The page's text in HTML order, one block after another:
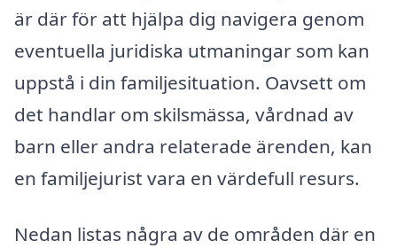
är där för att hjälpa dig navigera genom
eventuella juridiska utmaningar som kan
uppstå i din familjesituation. Oavsett om
det handlar om skilsmässa, vårdnad av
barn eller andra relaterade ärenden, kan
en familjejurist vara en värdefull resurs.
Nedan listas några av de områden där en